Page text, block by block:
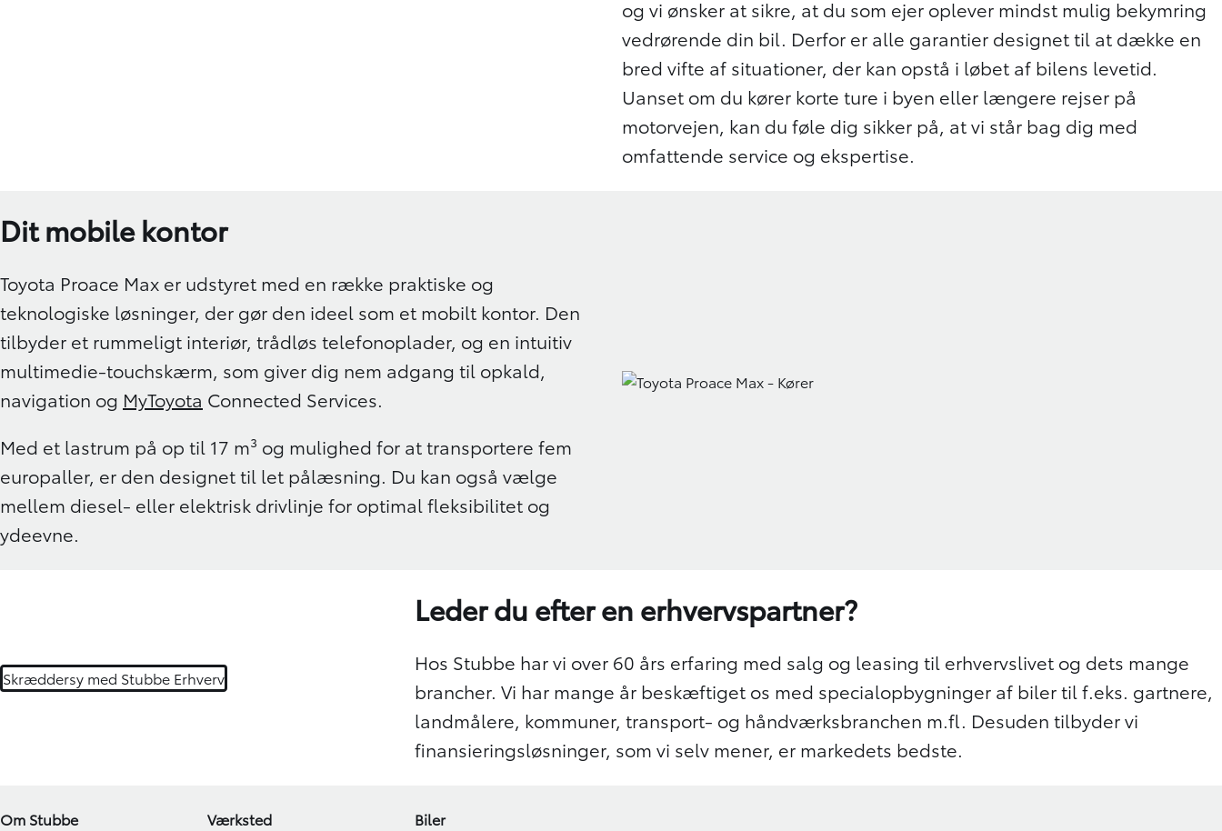
og vi ønsker at sikre, at du som ejer oplever mindst mulig bekymring
vedrørende din bil. Derfor er alle garantier designet til at dække en
bred vifte af situationer, der kan opstå i løbet af bilens levetid.
Uanset om du kører korte ture i byen eller længere rejser på
motorvejen, kan du føle dig sikker på, at vi står bag dig med
omfattende service og ekspertise.
Dit mobile kontor
Toyota Proace Max er udstyret med en række praktiske og
teknologiske løsninger, der gør den ideel som et mobilt kontor. Den
tilbyder et rummeligt interiør, trådløs telefonoplader, og en intuitiv
multimedie-touchskærm, som giver dig nem adgang til opkald,
navigation og MyToyota Connected Services.
Med et lastrum på op til 17 m³ og mulighed for at transportere fem
europaller, er den designet til let pålæsning. Du kan også vælge
mellem diesel- eller elektrisk drivlinje for optimal fleksibilitet og
ydeevne.
Skræddersy med Stubbe Erhverv
Leder du efter en erhvervspartner?
Hos Stubbe har vi over 60 års erfaring med salg og leasing til erhvervslivet og dets mange
brancher. Vi har mange år beskæftiget os med specialopbygninger af biler til f.eks. gartnere,
landmålere, kommuner, transport- og håndværksbranchen m.fl. Desuden tilbyder vi
finansieringsløsninger, som vi selv mener, er markedets bedste.
Om Stubbe Værksted Biler